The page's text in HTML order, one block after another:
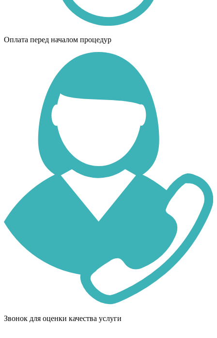
Оплата перед началом процедур
Звонок для оценки качества услуги